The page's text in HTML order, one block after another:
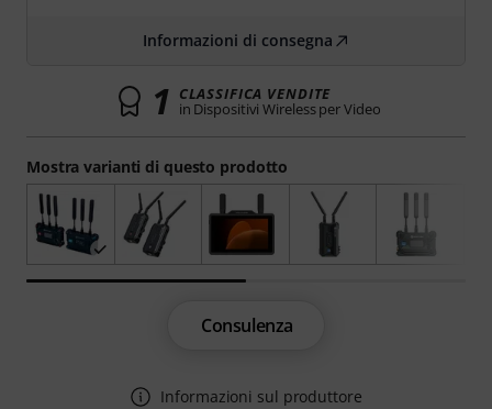
Mostra varianti di questo prodotto
Informazioni di consegna
1 CLASSIFICA VENDITE
in Dispositivi Wireless per Video
Consulenza
Informazioni sul produttore